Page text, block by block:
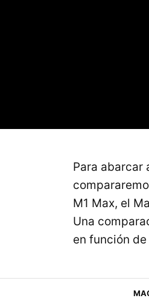
Para abarcar
M1 Max, el
Una
en función